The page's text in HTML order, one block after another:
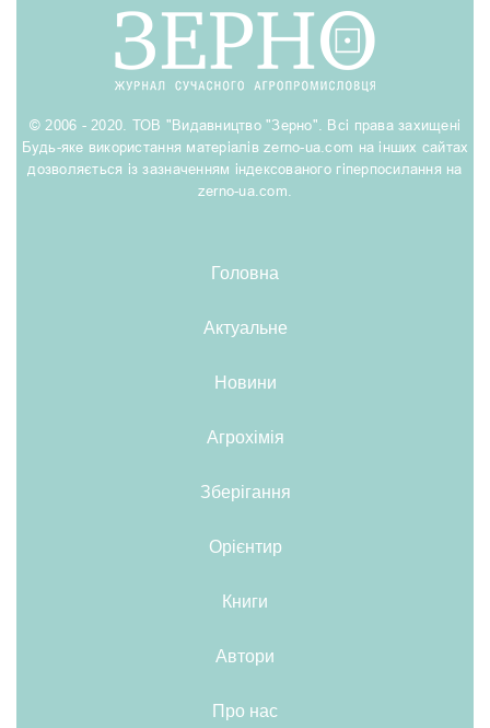
© 2006 - 2020. ТОВ "Видавництво "Зерно". Всі права захищені
Будь-яке використання матеріалів zerno-ua.com на інших сайтах
дозволяється із зазначенням індексованого гіперпосилання на
zerno-ua.com.
Головна
Актуальне
Новини
Агрохімія
Зберігання
Орієнтир
Книги
Автори
Про нас